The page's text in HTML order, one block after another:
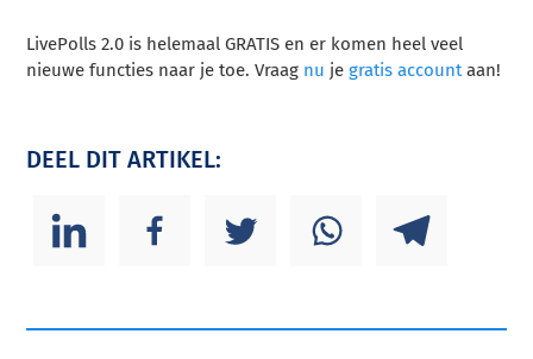
LivePolls 2.0 is helemaal GRATIS en er komen heel veel
nieuwe functies naar je toe. Vraag nu je gratis accountaan!
DEEL DIT ARTIKEL: